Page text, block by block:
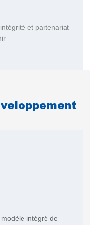
et partenariat
intégré de